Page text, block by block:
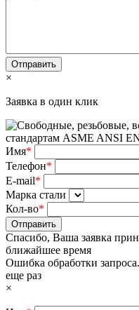
×
Заявка в один клик
Имя*
Телефон*
E-mail*
Марка стали
Кол-во*
Отправить
Спасибо, Ваша заявка
ближайшее время
Ошибка обработки
еще раз
×